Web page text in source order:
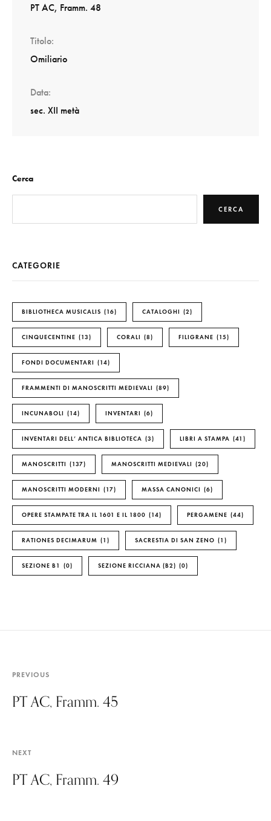
PT AC, Framm. 48
Titolo
Omiliario
Data
sec. XII metà
Cerca
CERCA
CATEGORIE
BIBLIOTHECA MUSICALIS 16 CATALOGHI 2
CINQUECENTINE 13 CORALI 8 FILIGRANE 15
FONDI DOCUMENTARI 14
FRAMMENTI DI MANOSCRITTI MEDIEVALI 89
INCUNABOLI 14 INVENTARI 6
INVENTARI DELL’ ANTICA BIBLIOTECA 3 LIBRI A STAMPA 41
MANOSCRITTI 137 MANOSCRITTI MEDIEVALI 20
MANOSCRITTI MODERNI 17 MASSA CANONICI 6
OPERE STAMPATE TRA IL 1601 E IL 1800 14 PERGAMENE 44
RATIONES DECIMARUM 1 SACRESTIA DI SAN ZENO 1
SEZIONE B1 0 SEZIONE RICCIANA (B2) 0
PREVIOUS
PT AC, Framm. 45
NEXT
PT AC, Framm. 49